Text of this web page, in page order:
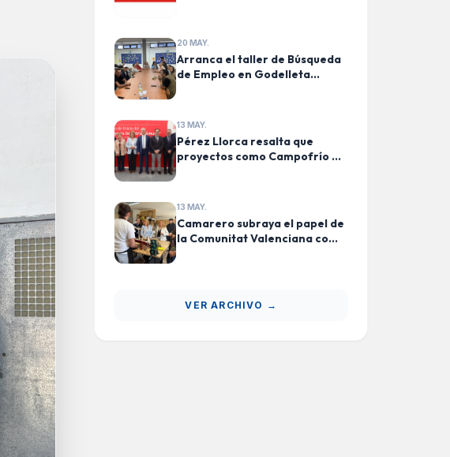
públicos municipales
20 MAY.
Arranca el taller de Búsqueda
de Empleo en Godelleta
Buñol-Chiva
13 MAY.
Pérez Llorca resalta que
proyectos como Campofrío en
económico e industrial de la
Comunitat Valenciana
13 MAY.
Camarero subraya el papel de
la Comunitat Valenciana como
VER ARCHIVO →